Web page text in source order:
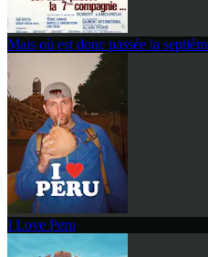
Mais où est donc passée la
I Love Peru